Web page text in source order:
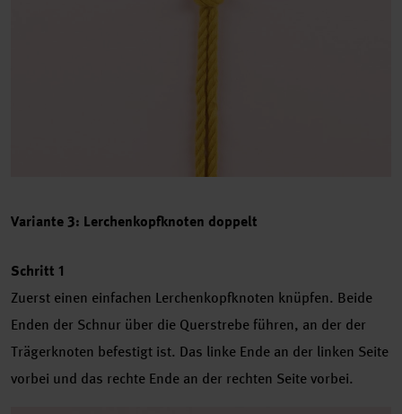
Variante 3: Lerchenkopfknoten doppelt
Schritt 1
Zuerst einen einfachen Lerchenkopfknoten knüpfen. Beide
Enden der Schnur über die Querstrebe führen, an der der
Trägerknoten befestigt ist. Das linke Ende an der linken Seite
vorbei und das rechte Ende an der rechten Seite vorbei.